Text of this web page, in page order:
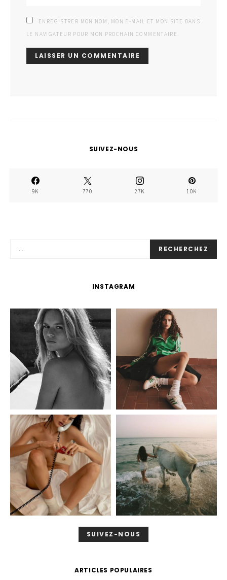
ENREGISTRER MON NOM, MON E-MAIL ET MON SITE DANS
LE NAVIGATEUR POUR MON PROCHAIN COMMENTAIRE.
SUIVEZ-NOUS
9K 770 27K 10K
RECHERCHEZ
INSTAGRAM
SUIVEZ-NOUS
ARTICLES POPULAIRES